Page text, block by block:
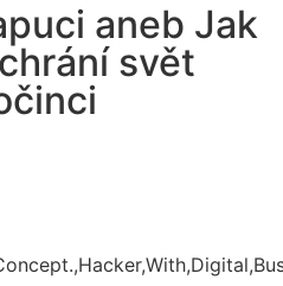
aneb Jak
svět